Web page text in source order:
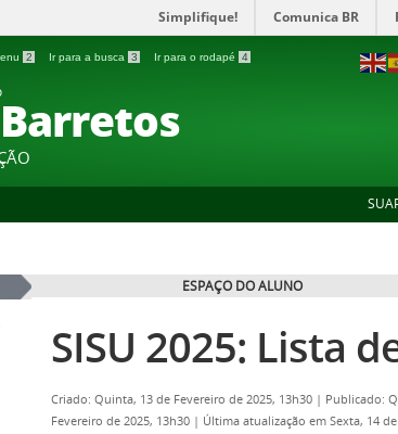
Simplifique! Comunica BR
2 Ir para a busca 3 Ir para o rodapé 4
ESPAÇO DO ALUNO
SISU 2025: Lista
Criado: Quinta, 13 de Fevereiro de 2025, 13h30 | Publicado:
Fevereiro de 2025, 13h30 | Última atualização em Sexta, 14